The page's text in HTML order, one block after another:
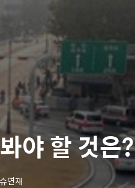
야 할 것은?
연재